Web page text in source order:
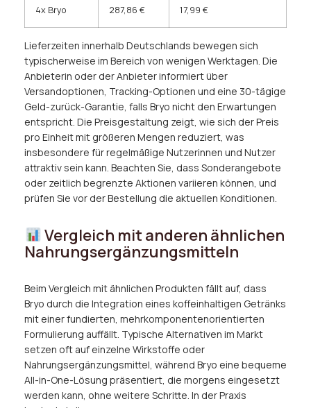
4x Bryo 287,86 € 17,99 €
Lieferzeiten innerhalb Deutschlands bewegen sich
typischerweise im Bereich von wenigen Werktagen. Die
Anbieterin oder der Anbieter informiert über
Versandoptionen, Tracking-Optionen und eine 30-tägige
Geld-zurück-Garantie, falls Bryo nicht den Erwartungen
entspricht. Die Preisgestaltung zeigt, wie sich der Preis
pro Einheit mit größeren Mengen reduziert, was
insbesondere für regelmäßige Nutzerinnen und Nutzer
attraktiv sein kann. Beachten Sie, dass Sonderangebote
oder zeitlich begrenzte Aktionen variieren können, und
prüfen Sie vor der Bestellung die aktuellen Konditionen.
Vergleich mit anderen ähnlichen
Nahrungsergänzungsmitteln
Beim Vergleich mit ähnlichen Produkten fällt auf, dass
Bryo durch die Integration eines koffeinhaltigen Getränks
mit einer fundierten, mehrkomponentenorientierten
Formulierung auffällt. Typische Alternativen im Markt
setzen oft auf einzelne Wirkstoffe oder
Nahrungsergänzungsmittel, während Bryo eine bequeme
All-in-One-Lösung präsentiert, die morgens eingesetzt
werden kann, ohne weitere Schritte. In der Praxis